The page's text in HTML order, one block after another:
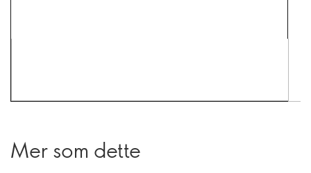
Mer som dette